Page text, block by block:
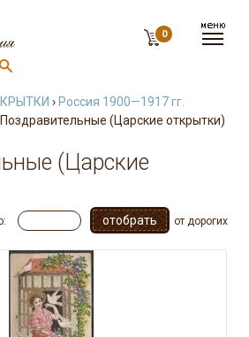
0
› Россия 1900—1917 гг.
Поздравительные (Царские открытки)
(Царские
от дорогих